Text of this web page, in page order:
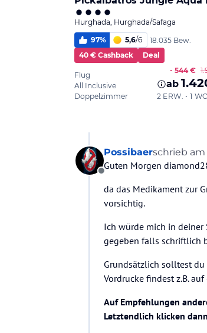
Offline
Possibaerschrieb am
zuletzt
Guten Morgen
da das Medikament zur
vorsichtig.
Ich würde mich in
gegeben falls schriftlich
Grundsätzlich solltest
Vordrucke findest z.B. auf
Auf Empfehlungen
Letztendlich klicken